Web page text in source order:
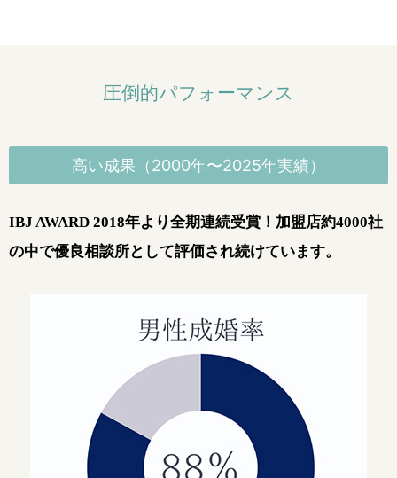
圧倒的パフォーマンス
高い成果（2000年〜2025年実績）
IBJ AWARD 2018年より全期連続受賞！ 加盟店約4000社
の中で優良相談所として評価され続けています。